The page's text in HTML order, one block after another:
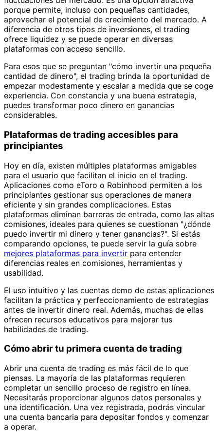
porque permite, incluso con pequeñas cantidades,
aprovechar el potencial de crecimiento del mercado. A
diferencia de otros tipos de inversiones, el trading
ofrece liquidez y se puede operar en diversas
plataformas con acceso sencillo.
Para esos que se preguntan "cómo invertir una pequeña
cantidad de dinero", el trading brinda la oportunidad de
empezar modestamente y escalar a medida que se coge
experiencia. Con constancia y una buena estrategia,
puedes transformar poco dinero en ganancias
considerables.
Plataformas de trading accesibles para
principiantes
Hoy en día, existen múltiples plataformas amigables
para el usuario que facilitan el inicio en el trading.
Aplicaciones como eToro o Robinhood permiten a los
principiantes gestionar sus operaciones de manera
eficiente y sin grandes complicaciones. Estas
plataformas eliminan barreras de entrada, como las altas
comisiones, ideales para quienes se cuestionan "¿dónde
puedo invertir mi dinero y tener ganancias?". Si estás
comparando opciones, te puede servir la guía sobre
mejores plataformas para invertir para entender
diferencias reales en comisiones, herramientas y
usabilidad.
El uso intuitivo y las cuentas demo de estas aplicaciones
facilitan la práctica y perfeccionamiento de estrategias
antes de invertir dinero real. Además, muchas de ellas
ofrecen recursos educativos para mejorar tus
habilidades de trading.
Cómo abrir tu primera cuenta de trading
Abrir una cuenta de trading es más fácil de lo que
piensas. La mayoría de las plataformas requieren
completar un sencillo proceso de registro en línea.
Necesitarás proporcionar algunos datos personales y
una identificación. Una vez registrada, podrás vincular
una cuenta bancaria para depositar fondos y comenzar
a operar.